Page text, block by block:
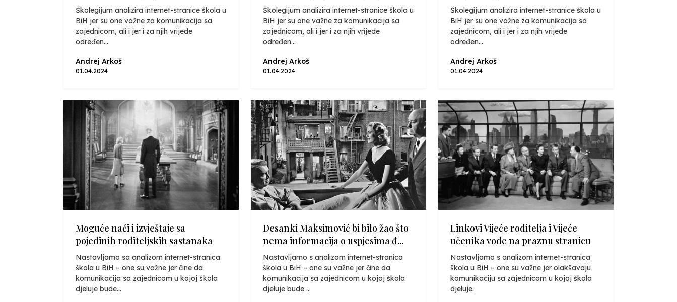
Školegijum analizira internet-stranice škola u
BiH jer su one važne za komunikacija sa
zajednicom, ali i jer i za njih vrijede
određen...
Andrej Arkoš
01.04.2024
Školegijum analizira internet-stranice škola u
BiH jer su one važne za komunikacija sa
zajednicom, ali i jer i za njih vrijede
određen...
Andrej Arkoš
01.04.2024
Školegijum analizira internet-stranice škola u
BiH jer su one važne za komunikacija sa
zajednicom, ali i jer i za njih vrijede
određen...
Andrej Arkoš
01.04.2024
Moguće naći i izvještaje sa
pojedinih roditeljskih sastanaka
Nastavljamo sa analizom internet-stranica
škola u BiH – one su važne jer čine da
komunikacija sa zajednicom u kojoj škola
djeluje bude...
Desanki Maksimović bi bilo žao što
nema informacija o uspjesima đ...
Nastavljamo s analizom internet-stranica
škola u BiH – one su važne jer čine da
komunikacija sa zajednicom u kojoj škola
djeluje bude ...
Linkovi Vijeće roditelja i Vijeće
učenika vode na praznu stranicu
Nastavljamo s analizom internet-stranica
škola u BiH – one su važne jer olakšavaju
komunikaciju sa zajednicom u kojoj škola
djeluje.